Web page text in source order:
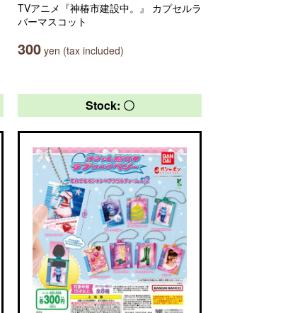
TVアニメ『神椿市建設中。』 カプセルラ
バーマスコット
300 yen (tax included)
Stock: 〇